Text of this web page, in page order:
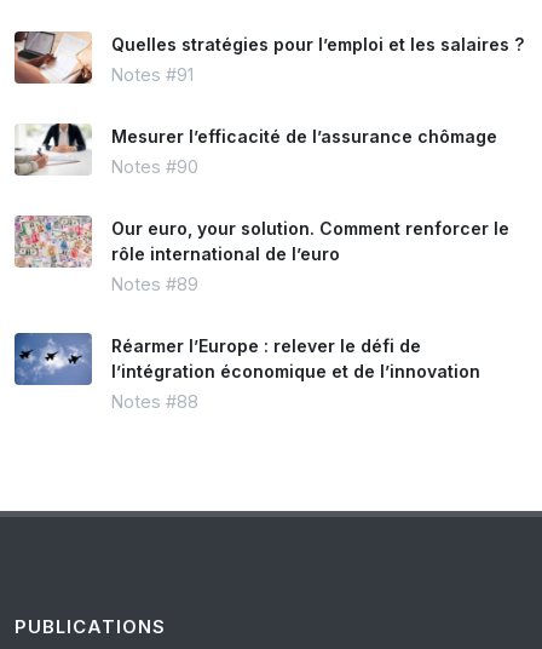
Quelles stratégies pour l’emploi et les salaires ?
Notes #91
Mesurer l’efficacité de l’assurance chômage
Notes #90
Our euro, your solution. Comment renforcer le
rôle international de l’euro
Notes #89
Réarmer l’Europe : relever le défi de
l’intégration économique et de l’innovation
Notes #88
PUBLICATIONS